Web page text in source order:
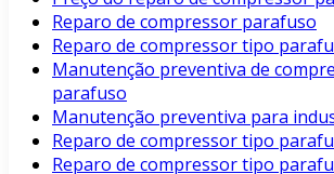
Reparo de compressor parafuso
Reparo de compressor tipo
Manutenção preventiva de
parafuso
Manutenção preventiva para
Reparo de compressor tipo
Reparo de compressor tipo